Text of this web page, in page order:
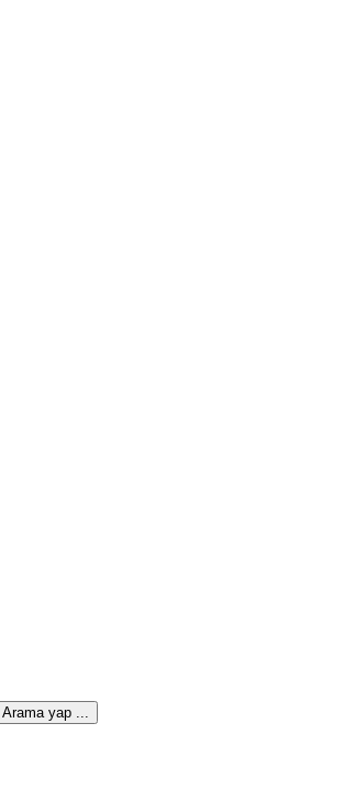
Arama yap ...